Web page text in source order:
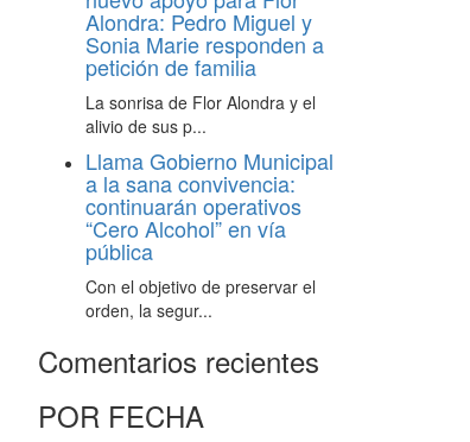
Alondra: Pedro Miguel y
Sonia Marie responden a
petición de familia
La sonrisa de Flor Alondra y el
alivio de sus p...
Llama Gobierno Municipal
a la sana convivencia:
continuarán operativos
“Cero Alcohol” en vía
pública
Con el objetivo de preservar el
orden, la segur...
Comentarios recientes
POR FECHA